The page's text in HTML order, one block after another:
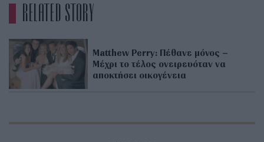
RELATED STORY
Matthew Perry: Πέθανε μόνος –
Μέχρι το τέλος ονειρευόταν να
αποκτήσει οικογένεια